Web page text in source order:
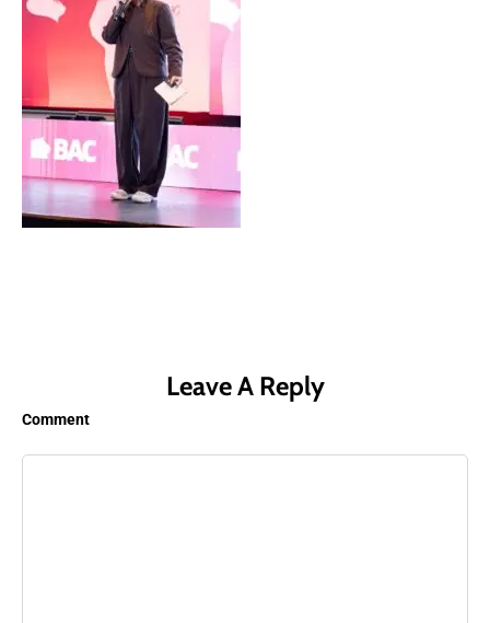
Leave A Reply
Comment